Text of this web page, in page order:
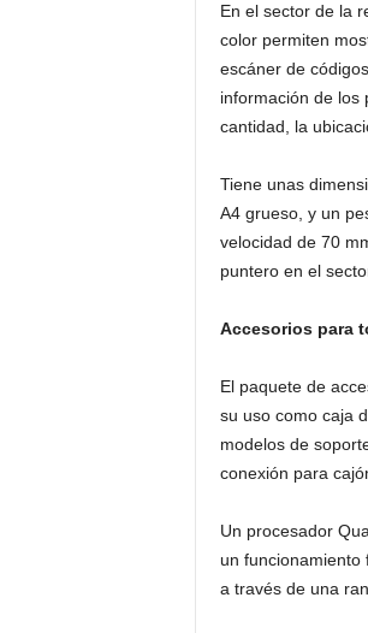
En el sector de la
color permiten
escáner de
información de los
cantidad, la
Tiene unas
A4 grueso, y un
velocidad de 70
puntero en el
Accesorios para
El paquete de
su uso como caja
modelos de
conexión para
Un procesador
un funcionamiento
a través de una